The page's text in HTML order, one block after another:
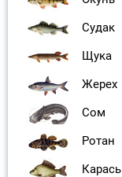
Судак
Щука
Жерех
Сом
Ротан
Карась